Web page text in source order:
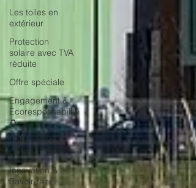
Les toiles en
extérieur
Protection
solaire avec TVA
réduite
Offre spéciale
Engagement &
Écoresponsabilité
♻️
Partenariats &
Collaborations
Innovation &
Savoir-faire